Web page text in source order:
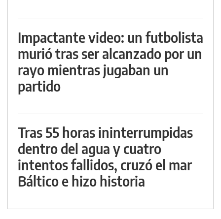
Impactante video: un futbolista
murió tras ser alcanzado por un
rayo mientras jugaban un
partido
Tras 55 horas ininterrumpidas
dentro del agua y cuatro
intentos fallidos, cruzó el mar
Báltico e hizo historia